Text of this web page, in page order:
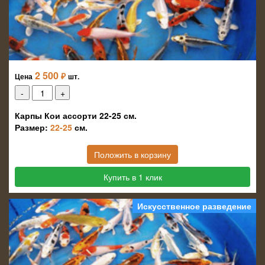
Цена 2 500 ₽ шт.
Карпы Кои ассорти 22-25 см.
Размер: 22-25 см.
Положить в корзину
Купить в 1 клик
Искусственное разведение